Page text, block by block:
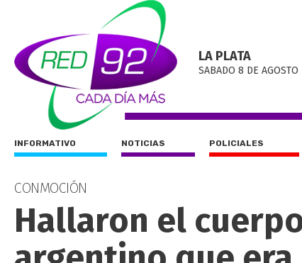
LA PLATA
SABADO 8 DE AGOSTO
INFORMATIVO NOTICIAS POLICIALES
CONMOCIÓN
Hallaron el